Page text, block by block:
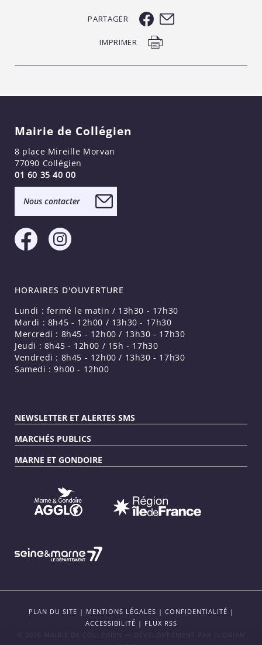
PARTAGER
IMPRIMER
Mairie de Collégien
8 place Mireille Morvan
77090 Collégien
01 60 35 40 00
Nous contacter
HORAIRES D'OUVERTURE
Lundi : fermé le matin / 13h30 - 17h30
Mardi : 8h45 - 12h00 / 13h30 - 17h30
Mercredi : 8h45 - 12h00 / 13h30 - 17h30
Jeudi : 8h45 - 12h00 / 15h - 17h30
Vendredi : 8h45 - 12h00 / 13h30 - 17h30
Samedi : 9h00 - 12h00
NEWSLETTER ET ALERTES SMS
MARCHÉS PUBLICS
MARNE ET GONDOIRE
PLAN DU SITE | MENTIONS LÉGALES | CONFIDENTIALITÉ |
ACCESSIBILITÉ | FLUX RSS